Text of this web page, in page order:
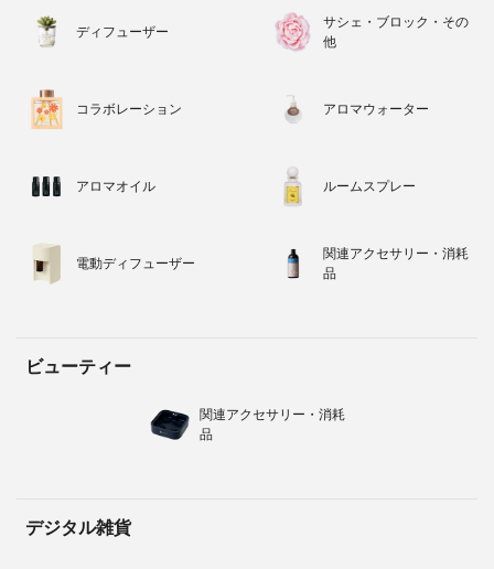
ディフューザー
サシェ・ブロック・その
他
コラボレーション アロマウォーター
アロマオイル ルームスプレー
電動ディフューザー
関連アクセサリー・消耗
品
ビューティー
関連アクセサリー・消耗
品
デジタル雑貨